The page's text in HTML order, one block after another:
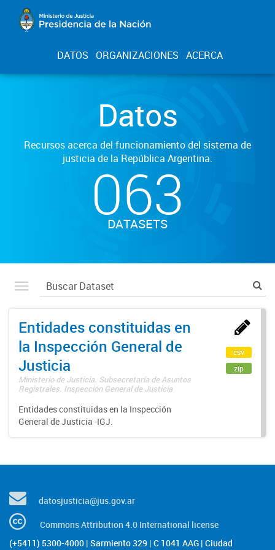
DATOS ORGANIZACIONES ACERCA
Datos
Recursos acerca del funcionamiento del sistema de
justicia de la República Argentina.
063
DATASETS
Entidades constituidas en
la Inspección General de
Justicia
Ministerio de Justicia. Subsecretaría de Asuntos
Registrales. Inspección General de Justicia
Entidades constituidas en la Inspección
General de Justicia -IGJ.
csv
zip
datosjusticia@jus.gov.ar
Commons Attribution 4.0 International license
(+5411) 5300-4000 | Sarmiento 329 | C 1041 AAG | Ciudad